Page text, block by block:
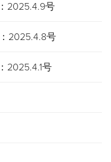
2025.4.9号
2025.4.8号
2025.4.1号